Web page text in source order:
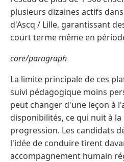
plusieurs dizaines actifs
d'Ascq / Lille, garantissant
court terme même en
core/paragraph
La limite principale de ces
suivi pédagogique moins
peut changer d'une leçon à
disponibilités, ce qui nuit à
progression. Les candidats
l'idée de conduire tirent
accompagnement humain